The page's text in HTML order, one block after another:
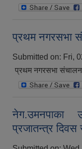
प्रथम नगरसभा
Submitted on: Fri,
प्रथम नगरसभा संचालन
प्रजातन्त्र दिवस